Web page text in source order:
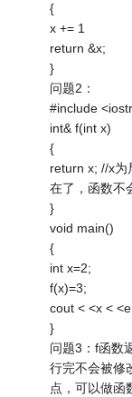
{
x += 1
return &x;
}
问题2：
#include
int& f(int x)
{
return x; //x为
在了，函数不
}
void main()
{
int x=2;
f(x)=3;
cout < <x <
}
问题3：f函数
行完不会被修
点，可以做函